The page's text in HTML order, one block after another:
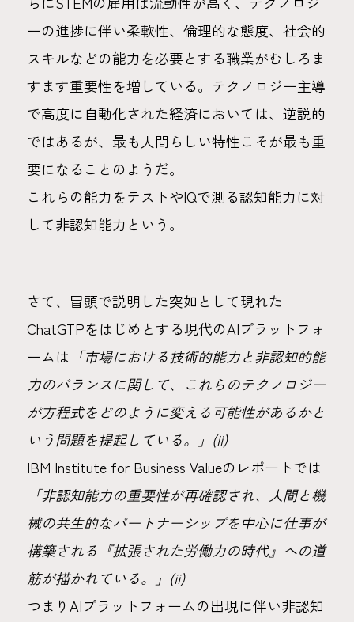
ーの進捗に伴い柔軟性、倫理的な態度、社会的
スキルなどの能力を必要とする職業がむしろま
すます重要性を増している。テクノロジー主導
で高度に自動化された経済においては、逆説的
ではあるが、最も人間らしい特性こそが最も重
要になることのようだ。
これらの能力をテストやIQで測る認知能力に対
して非認知能力という。
さて、冒頭で説明した突如として現れた
ChatGTPをはじめとする現代のAIプラットフォ
ームは 「市場における技術的能力と非認知的能
力のバランスに関して、これらのテクノロジー
が方程式をどのように変える可能性があるかと
いう問題を提起している。」(ii)
IBM Institute for Business Valueのレポートでは
「非認知能力の重要性が再確認され、人間と機
械の共生的なパートナーシップを中心に仕事が
構築される『拡張された労働力の時代』への道
筋が描かれている。」(ii)
つまりAIプラットフォームの出現に伴い非認知